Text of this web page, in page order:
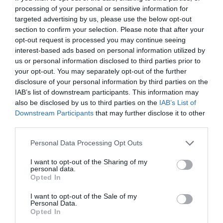
processing of your personal or sensitive information for
targeted advertising by us, please use the below opt-out
section to confirm your selection. Please note that after your
opt-out request is processed you may continue seeing
interest-based ads based on personal information utilized by
us or personal information disclosed to third parties prior to
your opt-out. You may separately opt-out of the further
disclosure of your personal information by third parties on the
IAB’s list of downstream participants. This information may
also be disclosed by us to third parties on the IAB’s List of
Downstream Participants that may further disclose it to other
Please note that this website/app uses one or more Google
not limited to your visit or usage behaviour. You may click to
grant or deny consent to Google and its third-party tags to
use your data for below specified purposes in below Google
consent section.
Personal Data Processing Opt Outs
I want to opt-out of the Sharing of my
personal data.
Opted In
I want to opt-out of the Sale of my
Personal Data.
Opted In
szorongatják a nemfideszes vezetésű
önkormányzatokat. Az Egri Ügyek
megkérdezte Eger önkormányzatát, mennyit
veszít a város éves szinten az adó
megszüntetésével. Elárulták: éves szinten 38-
39 millió forintot jelent a plakátadó-bevétel.
Vagyis ennyi pénzt vesznek el az egriektől
egyetlen tollvonással.
MIRKÓCZKI ÁDÁM 40 MÁSIK POLGÁRMESTERREL EGYÜTT
KÉRI AZ ÖNKORMÁNYZATI MEGSZORÍTÁSOK
VISSZAVONÁSÁT
A közös nyilatkozatban tiltakozó
városvezetők szerint a kormány nemhogy